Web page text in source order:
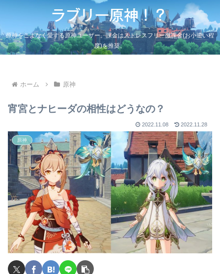
原神をこよなく愛する原神ユーザー。課金はストレスフリー微課金(お小遣い程
度)を推奨。
ホーム 原神
宵宮とナヒーダの相性はどうなの？
2022.11.08 2022.11.28
原神